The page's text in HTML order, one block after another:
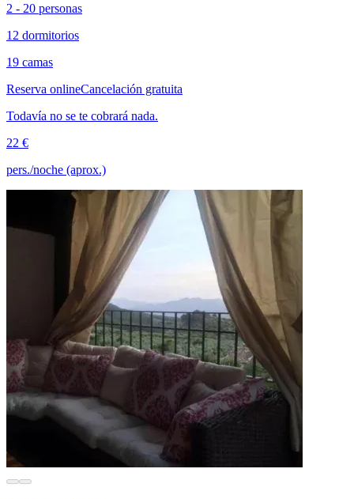
2 - 20 personas
12 dormitorios
19 camas
Reserva onlineCancelación gratuita
Todavía no se te cobrará nada.
22 €
pers./noche (aprox.)